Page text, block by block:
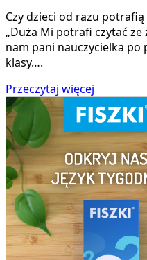
Czy dzieci od razu
„Duża Mi potrafi czytać ze
nam pani nauczycielka po
klasy….
Przeczytaj więcej